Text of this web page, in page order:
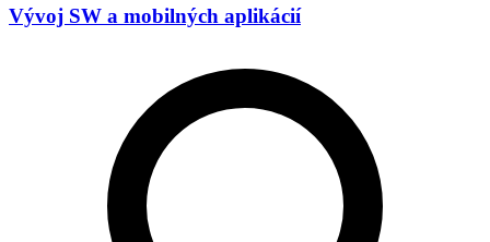
Vývoj SW a mobilných aplikácií